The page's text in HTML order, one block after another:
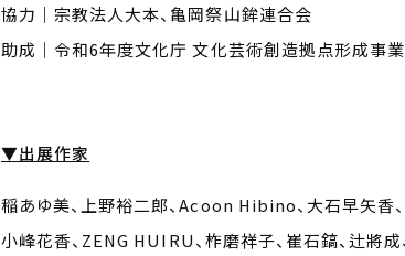
協力｜宗教法人大本、亀岡祭山鉾連合会
助成｜令和6年度文化庁 文化芸術創造拠点形成事業
▼出展作家
稲あゆ美、上野裕二郎、Acoon Hibino、大石早矢香
小峰花香、ZENG HUIRU、柞磨祥子、崔石鎬、辻將成